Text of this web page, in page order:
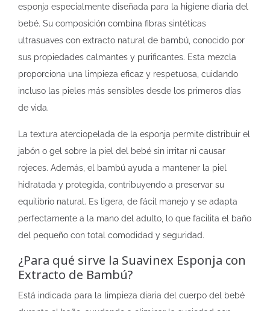
esponja especialmente diseñada para la higiene diaria del
bebé. Su composición combina fibras sintéticas
ultrasuaves con extracto natural de bambú, conocido por
sus propiedades calmantes y purificantes. Esta mezcla
proporciona una limpieza eficaz y respetuosa, cuidando
incluso las pieles más sensibles desde los primeros días
de vida.
La textura aterciopelada de la esponja permite distribuir el
jabón o gel sobre la piel del bebé sin irritar ni causar
rojeces. Además, el bambú ayuda a mantener la piel
hidratada y protegida, contribuyendo a preservar su
equilibrio natural. Es ligera, de fácil manejo y se adapta
perfectamente a la mano del adulto, lo que facilita el baño
del pequeño con total comodidad y seguridad.
¿Para qué sirve la Suavinex Esponja con
Extracto de Bambú?
Está indicada para la limpieza diaria del cuerpo del bebé